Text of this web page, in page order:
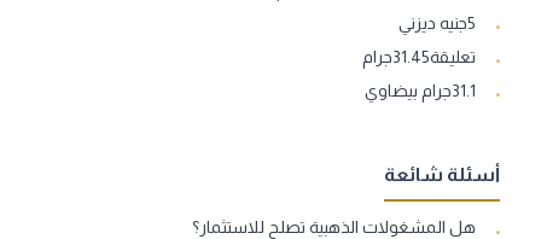
5جنيه ديزني
تعليقة31.45جرام
31.1جرام بيضاوي
أسئلة شائعة
هل المشغولات الذهبية تصلح للاستثمار؟